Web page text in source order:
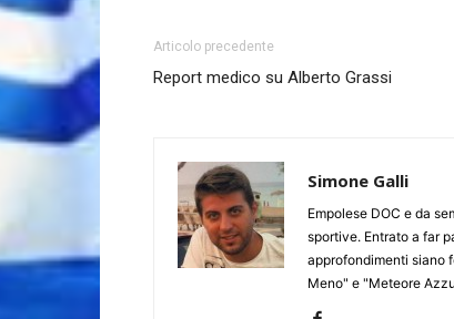
Articolo precedente
Report medico su Alberto Grassi
Simone Galli
Empolese DOC e da
sportive. Entrato a far
approfondimenti siano
Meno" e "Meteore